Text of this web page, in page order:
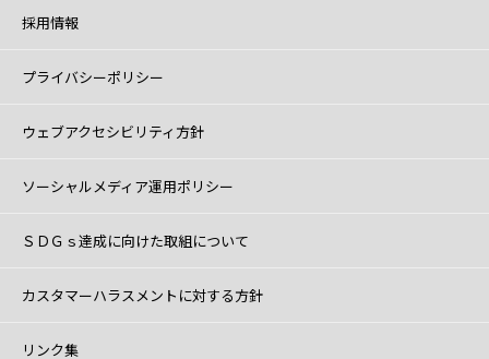
採用情報
プライバシーポリシー
ウェブアクセシビリティ方針
ソーシャルメディア運用ポリシー
ＳＤＧｓ達成に向けた取組について
カスタマーハラスメントに対する方針
リンク集